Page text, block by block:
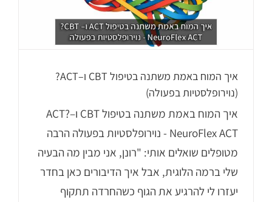
איך המוח באמת משתנה בטיפול CBT ו–ACT?
(נוירופלסטיות בפעולה)
איך המוח באמת משתנה בטיפול CBT ו–ACT?
NeuroFlex ACT - נוירופלסטיות בפעולה הרבה
מטופלים שואלים אותי: "רונן, אני מבין מה הבעיה
שלי ברמה הלוגית, אבל איך הדיבורים כאן בחדר
יעזרו לי להרגיע את הגוף כשהחרדה תתקוף